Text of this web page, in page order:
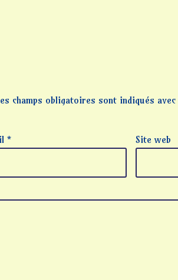
champs obligatoires sont indiqués avec
* Site web